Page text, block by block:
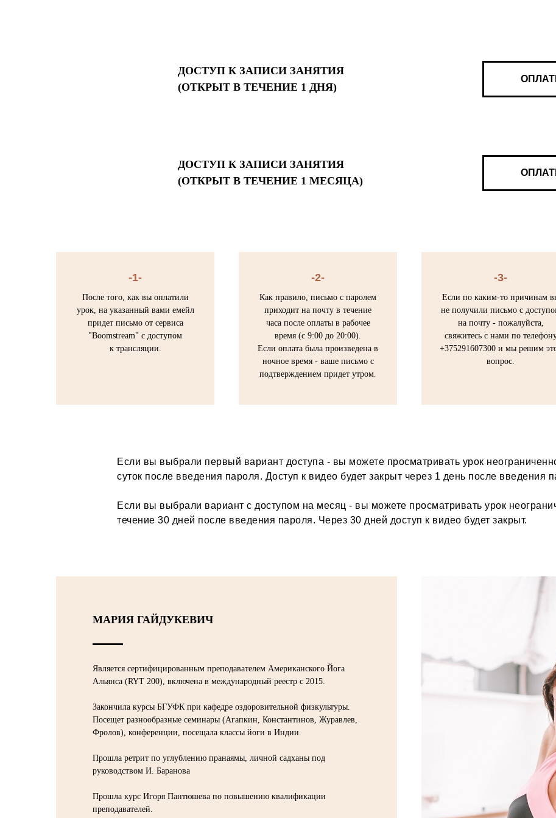
ДОСТУП К ЗАПИСИ ЗАНЯТИЯ
(ОТКРЫТ В ТЕЧЕНИЕ 1 ДНЯ)
ДОСТУП К ЗАПИСИ ЗАНЯТИЯ
(ОТКРЫТ В ТЕЧЕНИЕ 1 МЕСЯЦА)
-1-
После того, как вы оплатили
урок, на указанный вами емейл
придет письмо от сервиса
"Boomstream" с доступом
к трансляции.
-2-
Как правило, письмо с паролем
приходит на почту в течение
часа после оплаты в рабочее
время (с 9:00 до 20:00).
Если оплата была произведена в
ночное время - ваше письмо с
подтверждением придет утром.
-3-
Если по каким-то причинам
не получили письмо с
на почту - пожалуйста,
свяжитесь с нами по
+375291607300 и мы решим
вопрос.
Если вы выбрали первый вариант доступа - вы можете просматривать урок
суток после введения пароля. Доступ к видео будет закрыт через 1 день после введения
Если вы выбрали вариант с доступом на месяц - вы можете просматривать урок
течение 30 дней после введения пароля. Через 30 дней доступ к видео будет закрыт.
МАРИЯ ГАЙДУКЕВИЧ
Является сертифицированным преподавателем Американского Йога
Альянса (RYT 200), включена в международный реестр с 2015.
Закончила курсы БГУФК при кафедре оздоровительной физкультуры.
Посещет разнообразные семинары (Агапкин, Константинов, Журавлев,
Фролов), конференции, посещала классы йоги в Индии.
Прошла ретрит по углублению пранаямы, личной садханы под
руководством И. Баранова
Прошла курс Игоря Пантюшева по повышению квалификации
преподавателей.